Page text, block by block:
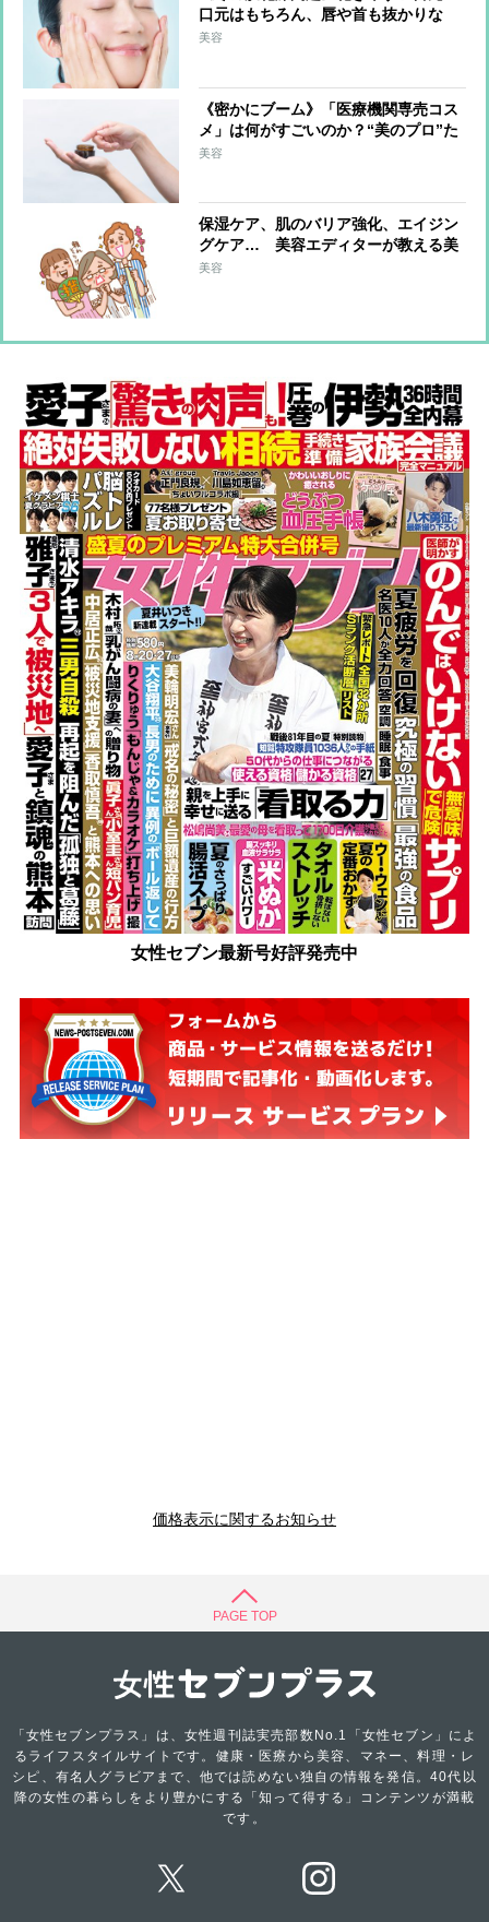
口元はもちろん、唇や首も抜かりな
く！ブースターを活用、ドラッグスト
美容
《密かにブーム》「医療機関専売コス
メ」は何がすごいのか？“美のプロ”た
ちが選んだ逸品とその理由
美容
保湿ケア、肌のバリア強化、エイジン
グケア… 美容エディターが教える美
肌にマストな「美容成分」は？
美容
女性セブン最新号好評発売中
価格表示に関するお知らせ
PAGE TOP
「女性セブンプラス」は、女性週刊誌実売部数No.1「女性セブン」によ
るライフスタイルサイトです。健康・医療から美容、マネー、料理・レ
シピ、有名人グラビアまで、他では読めない独自の情報を発信。40代以
降の女性の暮らしをより豊かにする「知って得する」コンテンツが満載
です。